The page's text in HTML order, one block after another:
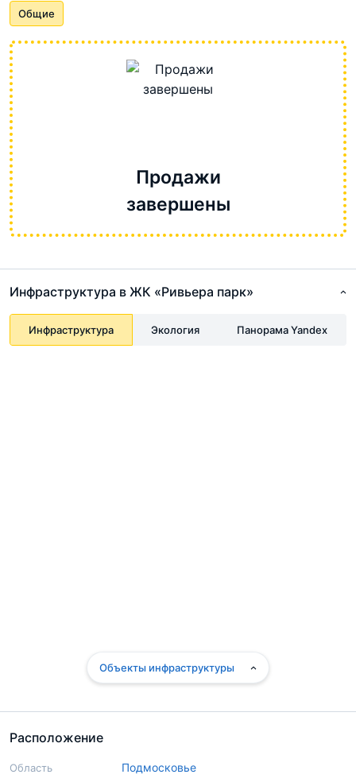
Общие
Продажи
завершены
Расположение
Область Подмосковье
Инфраструктура в ЖК «Ривьера парк»
Инфраструктура Экология Панорама Yandex
Объекты инфраструктуры